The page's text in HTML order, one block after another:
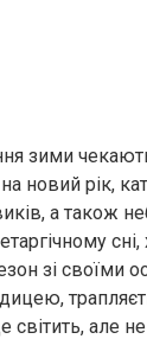
зими
новий рік,
а
зі своїми
але